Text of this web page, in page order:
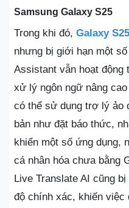
Samsung Galaxy S25
Trong khi đó, Galaxy S25
nhưng bị giới hạn một
Assistant vẫn hoạt động
xử lý ngôn ngữ nâng
có thể sử dụng trợ lý ảo
bản như đặt báo thức,
khiển một số ứng dụng,
cá nhân hóa chưa bằng
Live Translate AI cũng
độ chính xác, khiến việc